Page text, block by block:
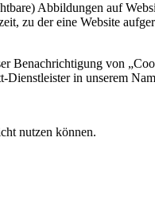
Abbildungen auf
zu der eine Website
Benachrichtigung von
in unserem
nutzen können.